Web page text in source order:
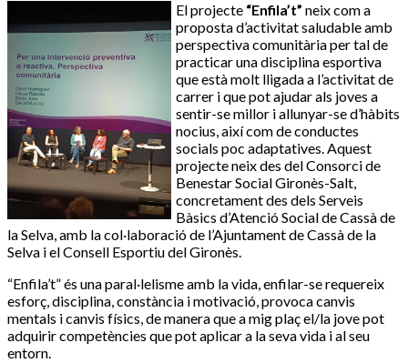
El projecte “Enfila’t” neix com a
proposta d’activitat saludable amb
perspectiva comunitària per tal de
practicar una disciplina esportiva
que està molt lligada a l’activitat de
carrer i que pot ajudar als joves a
sentir-se millor i allunyar-se d’hàbits
nocius, així com de conductes
socials poc adaptatives. Aquest
projecte neix des del Consorci de
Benestar Social Gironès-Salt,
concretament des dels Serveis
Bàsics d’Atenció Social de Cassà de
la Selva, amb la col·laboració de l’Ajuntament de Cassà de la
Selva i el Consell Esportiu del Gironès.
“Enfila’t” és una paral·lelisme amb la vida, enfilar-se requereix
esforç, disciplina, constància i motivació, provoca canvis
mentals i canvis físics, de manera que a mig plaç el/la jove pot
adquirir competències que pot aplicar a la seva vida i al seu
entorn.